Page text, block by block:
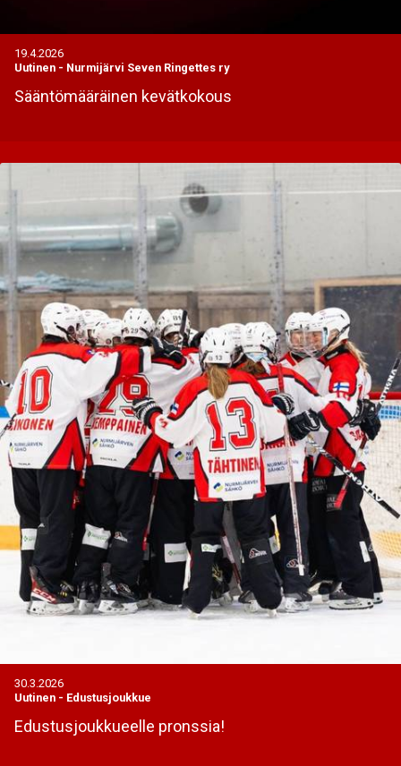
19.4.2026
Uutinen - Nurmijärvi Seven Ringettes ry
Sääntömääräinen kevätkokous
30.3.2026
Uutinen - Edustusjoukkue
Edustusjoukkueelle pronssia!